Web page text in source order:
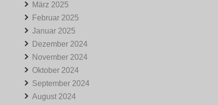
März 2025
Februar 2025
Januar 2025
Dezember 2024
November 2024
Oktober 2024
September 2024
August 2024